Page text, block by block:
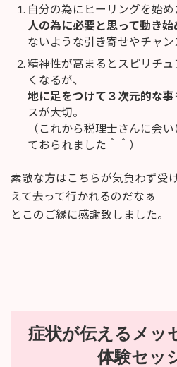
自分の為にヒーリングを始め
人の為に必要と思って動き始
ないような引き寄せやチャン
精神性が高まるとスピリチ
くなるが、
地に足をつけて３次元的な事
スが大切。
（これから税理士さんに会
ておられました＾＾）
素敵な方はこちらが気負わず受
えて去って行かれるのだなぁ
とこのご縁に感謝致しました。
症状が伝えるメッ
体験セッ